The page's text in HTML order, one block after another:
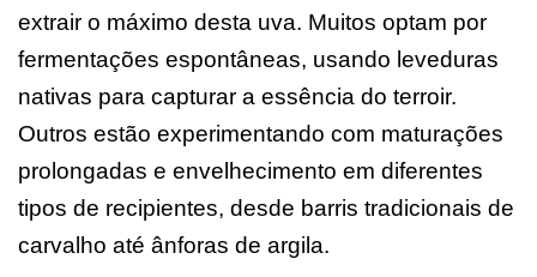
extrair o máximo desta uva. Muitos optam por
fermentações espontâneas, usando leveduras
nativas para capturar a essência do terroir.
Outros estão experimentando com maturações
prolongadas e envelhecimento em diferentes
tipos de recipientes, desde barris tradicionais de
carvalho até ânforas de argila.